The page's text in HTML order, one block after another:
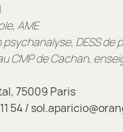
AME
DESS de
CMP de Cachan,
75009 Paris
54 /